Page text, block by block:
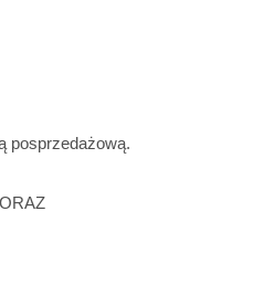
posprzedażową.